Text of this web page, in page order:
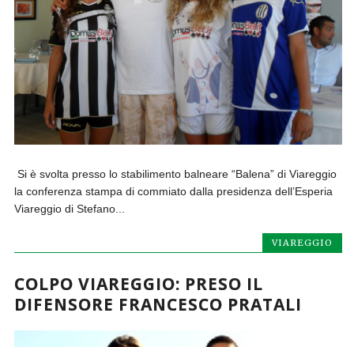
Si è svolta presso lo stabilimento balneare “Balena” di Viareggio
la conferenza stampa di commiato dalla presidenza dell’Esperia
Viareggio di Stefano...
VIAREGGIO
COLPO VIAREGGIO: PRESO IL
DIFENSORE FRANCESCO PRATALI